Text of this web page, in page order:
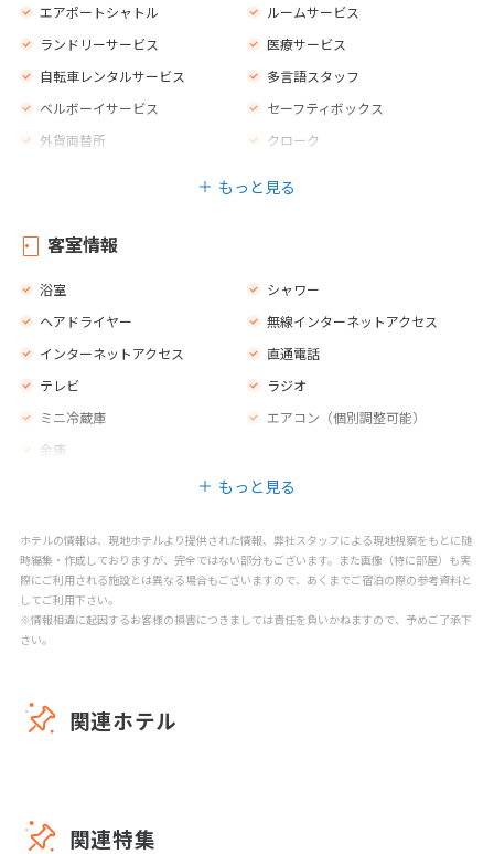
エアポートシャトル
ルームサービス
ランドリーサービス
医療サービス
自転車レンタルサービス
多言語スタッフ
ベルボーイサービス
セーフティボックス
外貨両替所
クローク
カフェ
プールサイドのスナックバー
パラソル
ジェットスキー
ダイビング
ウィンドサーフィン
セーリング
カヌー
乗馬
サイクリング／マウンテンバイ
ク
もっと見る
客室情報
浴室
シャワー
ヘアドライヤー
無線インターネットアクセス
インターネットアクセス
直通電話
テレビ
ラジオ
ミニ冷蔵庫
エアコン（個別調整可能）
金庫
もっと見る
ホテルの情報は、現地ホテルより提供された情報、弊社スタッフによる現地視察をもとに随
時編集・作成しておりますが、完全ではない部分もございます。また画像（特に部屋）も実
際にご利用される施設とは異なる場合もございますので、あくまでご宿泊の際の参考資料と
してご利用下さい。
※情報相違に起因するお客様の損害につきましては責任を負いかねますので、予めご了承下
さい。
関連ホテル
関連特集